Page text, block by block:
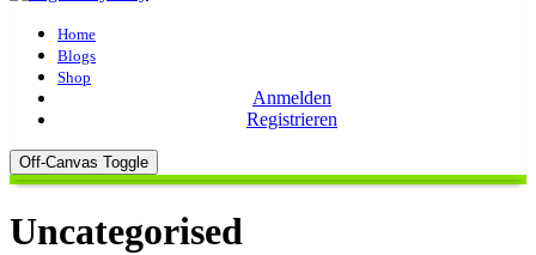
Home
Blogs
Shop
Anmelden
Registrieren
Off-Canvas Toggle
Uncategorised